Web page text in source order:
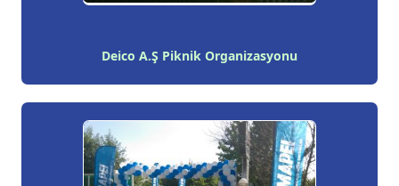
Deico A.Ş Piknik Organizasyonu